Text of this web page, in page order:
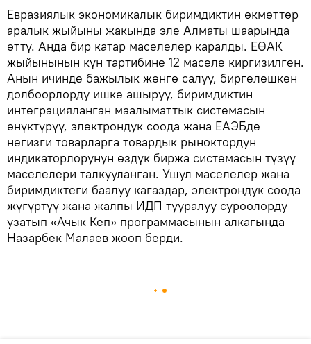
Евразиялык экономикалык биримдиктин өкмөттөр
аралык жыйыны жакында эле Алматы шаарында
өттү. Анда бир катар маселелер каралды. ЕӨАК
жыйынынын күн тартибине 12 маселе киргизилген.
Анын ичинде бажылык жөнгө салуу, биргелешкен
долбоорлорду ишке ашыруу, биримдиктин
интеграцияланган маалыматтык системасын
өнүктүрүү, электрондук соода жана ЕАЭБде
негизги товарларга товардык рыноктордун
индикаторлорунун өздүк биржа системасын түзүү
маселелери талкууланган. Ушул маселелер жана
биримдиктеги баалуу кагаздар, электрондук соода
жүгүртүү жана жалпы ИДП тууралуу суроолорду
узатып «Ачык Кеп» программасынын алкагында
Назарбек Малаев жооп берди.